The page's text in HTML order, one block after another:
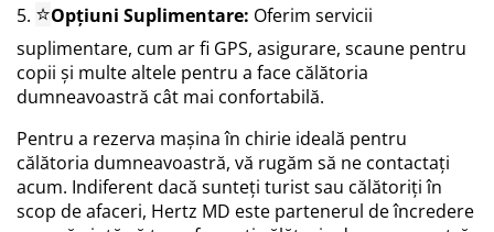
5. ⭐Opțiuni Suplimentare: Oferim servicii
suplimentare, cum ar fi GPS, asigurare, scaune pentru
copii și multe altele pentru a face călătoria
dumneavoastră cât mai confortabilă.
Pentru a rezerva mașina în chirie ideală pentru
călătoria dumneavoastră, vă rugăm să ne contactați
acum. Indiferent dacă sunteți turist sau călătoriți în
scop de afaceri, Hertz MD este partenerul de încredere